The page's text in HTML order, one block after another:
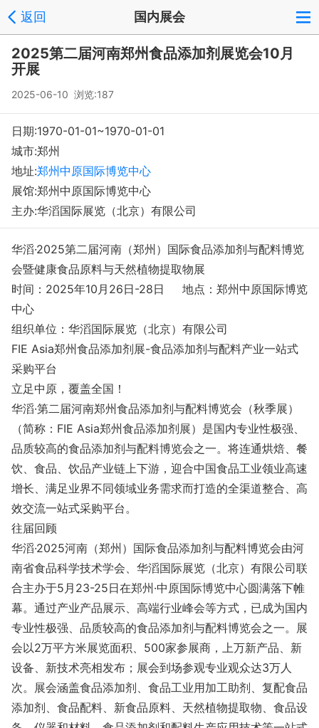
返回 国内展会
2025第二届河南郑州食品添加剂展览会10月
开展
2025-06-10 浏览:187
日期:1970-01-01~1970-01-01
城市:郑州
地址:郑州中原国际博览中心
展馆:郑州中原国际博览中心
主办:华滔国际展览（北京）有限公司
华滔·2025第二届河南（郑州）国际食品添加剂与配料博览
会暨健康食品原料与天然植物提取物展
时间：2025年10月26日-28日 地点：郑州中原国际博览
中心
组织单位：华滔国际展览（北京）有限公司
FIE Asia郑州食品添加剂展-食品添加剂与配料产业一站式
采购平台
立足中原，覆盖全国！
华滔·第二届河南郑州食品添加剂与配料博览会（秋季展）
（简称：FIE Asia郑州食品添加剂展）是国内专业性极强、
品质较高的食品添加剂与配料博览会之一。将连通烘焙、餐
饮、食品、饮品产业链上下游，迎合中国食品工业领业高速
增长、满足业界不同领域业务需求而打造的全渠道整合、高
效交流一站式采购平台。
往届回顾
华滔·2025河南（郑州）国际食品添加剂与配料博览会由河
南省食品科学技术学会、华滔国际展览（北京）有限公司联
合主办于5月23-25日在郑州·中原国际博览中心圆满落下帷
幕。通过产业产品展示、高端行业峰会等方式，已成为国内
专业性极强、品质较高的食品添加剂与配料博览会之一。展
会以2万平方米展览面积、500家参展商，上万新产品、新
设备、新技术亮相发布；展会到场参观专业观众达3万人
次。展会涵盖食品添加剂、食品工业用加工助剂、复配食品
添加剂、食品配料、新食品原料、天然植物提取物、食品设
注册 反馈
Copyright © 2008-2018 环球会展网 fairglobal.com.cn 版权所有